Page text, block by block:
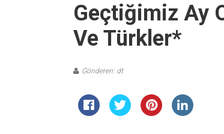
Geçtiğimiz Ay
Ve Türkler*
Gönderen: dt